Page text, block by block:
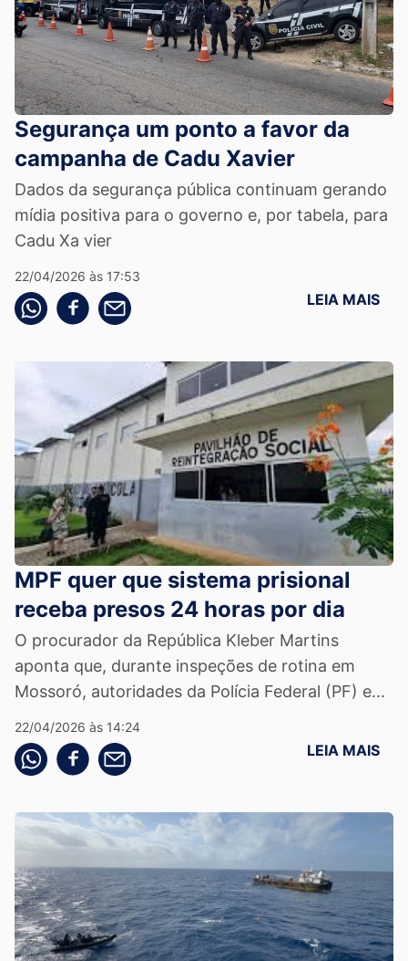
Segurança um ponto a favor da
campanha de Cadu Xavier
Dados da segurança pública continuam gerando
mídia positiva para o governo e, por tabela, para
Cadu Xa vier
22/04/2026 às 17:53
Compartilhe pelo whatsapp
Compartilhar no facebook
Compartilhe pelo email LEIA MAIS
MPF quer que sistema prisional
receba presos 24 horas por dia
O procurador da República Kleber Martins
aponta que, durante inspeções de rotina em
Mossoró, autoridades da Polícia Federal (PF) e...
22/04/2026 às 14:24
Compartilhe pelo whatsapp
Compartilhar no facebook
Compartilhe pelo email LEIA MAIS